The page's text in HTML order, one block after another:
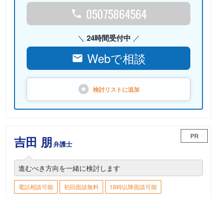
05075864564
24時間受付中
Webで相談
検討リストに追加
吉田 朋弁護士
PR
進むべき方向を一緒に検討します
電話相談可能 初回面談無料 18時以降面談可能